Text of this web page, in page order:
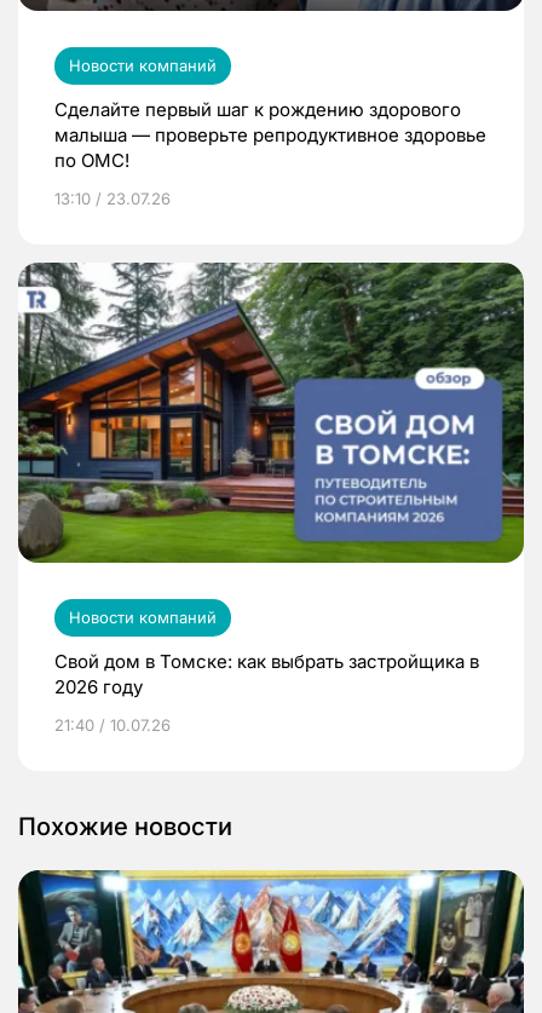
Новости компаний
Сделайте первый шаг к рождению здорового
малыша — проверьте репродуктивное здоровье
по ОМС!
13:10 / 23.07.26
Новости компаний
Свой дом в Томске: как выбрать застройщика в
2026 году
21:40 / 10.07.26
Похожие новости